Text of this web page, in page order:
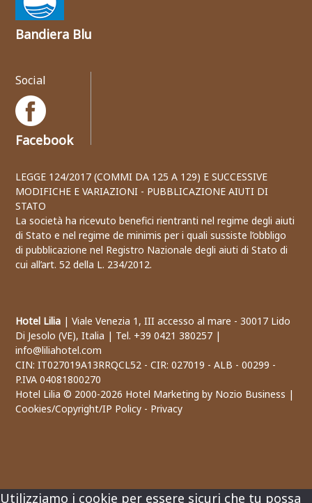
Bandiera Blu
Social
Facebook
LEGGE 124/2017 (COMMI DA 125 A 129) E SUCCESSIVE
MODIFICHE E VARIAZIONI - PUBBLICAZIONE AIUTI DI
STATO
La società ha ricevuto benefici rientranti nel regime degli aiuti
di Stato e nel regime de minimis per i quali sussiste l’obbligo
di pubblicazione nel Registro Nazionale degli aiuti di Stato di
cui all’art. 52 della L. 234/2012.
Hotel Lilia | Viale Venezia 1, III accesso al mare - 30017 Lido
Di Jesolo (VE), Italia | Tel. +39 0421 380257 |
info@liliahotel.com
CIN: IT027019A13RRQCL52 - CIR: 027019 - ALB - 00299 -
P.IVA 04081800270
Hotel Lilia © 2000-2026 Hotel Marketing by Nozio Business |
Cookies/Copyright/IP Policy - Privacy
Utilizziamo i cookie per essere sicuri che tu possa